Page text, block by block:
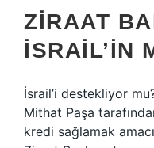
ZIRAAT
İSRAIL’IN
İsrail’i destekliyor
Mithat Paşa
kredi sağlamak